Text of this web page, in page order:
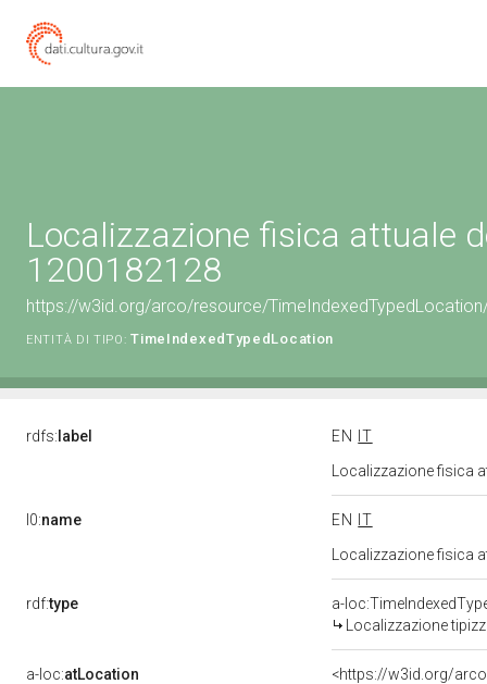
Localizzazione fisica attuale
1200182128
https://w3id.org/arco/resource/
ENTITÀ DI TIPO: TimeIndexedTypedLocation
rdfs: label EN
IT
Localizzazione fisica
l0:name EN
IT
Localizzazione fisica
rdf:type
a-
Localizzazione
a-loc:atLocation
<https://w3id.org/